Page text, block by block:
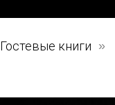
Гостевые книги »